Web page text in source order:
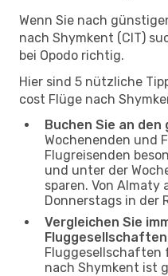
Wenn Sie nach
nach Shymkent (CIT)
bei Opodo richtig.
Hier sind 5 nützliche
cost Flüge nach
Buchen Sie an
Wochenenden und
Flugreisenden
und unter der
sparen. Von Almaty
Donnerstags in der
Vergleichen Sie
Fluggesellschaften
Fluggesellschaften
nach Shymkent ist